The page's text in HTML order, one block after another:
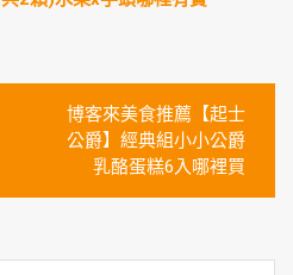
博客來美食推薦【起士
公爵】經典組小小公爵
乳酪蛋糕6入哪裡買